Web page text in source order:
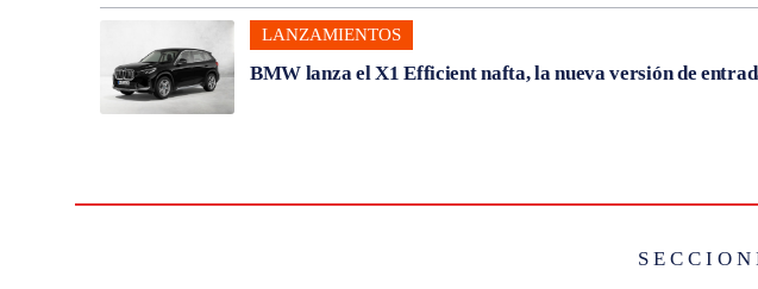
LANZAMIENTOS
BMW lanza el X1 Efficient nafta, la nueva versión de